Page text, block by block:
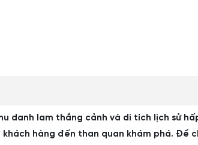
danh lam thắng cảnh và di tích lịch sử
hàng đến than quan khám phá. Để